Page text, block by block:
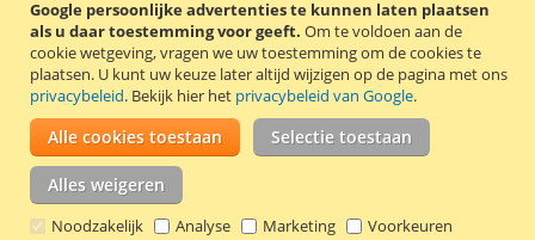
Google persoonlijke advertenties te kunnen laten plaatsen
als u daar toestemming voor geeft. Om te voldoen aan de
cookie wetgeving, vragen we uw toestemming om de cookies te
plaatsen. U kunt uw keuze later altijd wijzigen op de pagina met ons
privacybeleid. Bekijk hier het privacybeleid van Google.
Alle cookies toestaan Selectie toestaan
Alles weigeren
Noodzakelijk Analyse Marketing Voorkeuren
125 Monsterzak enveloppen 262 x 371 x 38
mm crème
€ 45,00
Incl. 21% BTW
verzendkosten
Waardering:
85
% of100
2 Reviews Schrijf een review
VOEGTOEVOEGEN